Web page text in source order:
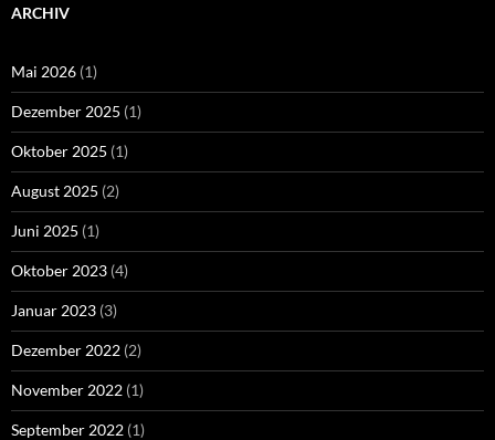
ARCHIV
Mai 2026 (1)
Dezember 2025 (1)
Oktober 2025 (1)
August 2025 (2)
Juni 2025 (1)
Oktober 2023 (4)
Januar 2023 (3)
Dezember 2022 (2)
November 2022 (1)
September 2022 (1)